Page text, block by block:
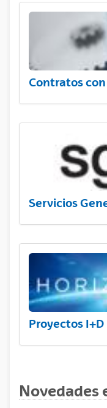
Contratos
Servicios
Proyectos
Novedades